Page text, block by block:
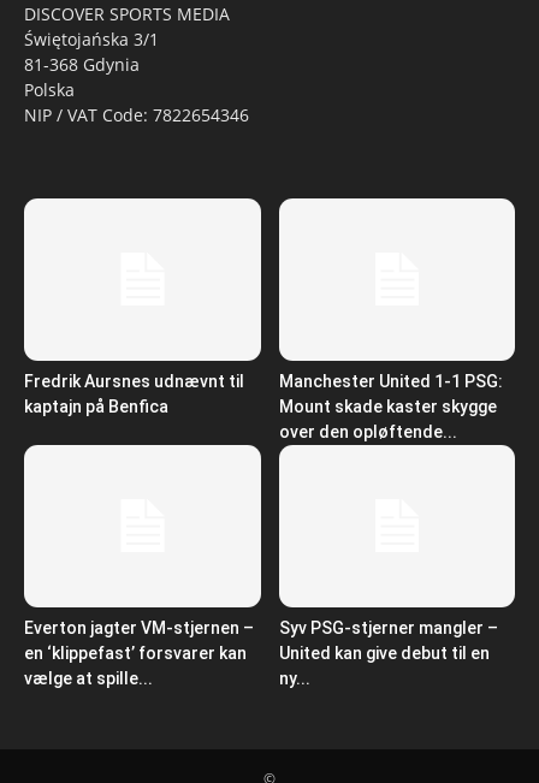
DISCOVER SPORTS MEDIA
Świętojańska 3/1
81-368 Gdynia
Polska
NIP / VAT Code: 7822654346
Fredrik Aursnes udnævnt til
kaptajn på Benfica
Manchester United 1-1 PSG:
Mount skade kaster skygge
over den opløftende...
Everton jagter VM-stjernen –
en ‘klippefast’ forsvarer kan
vælge at spille...
Syv PSG-stjerner mangler –
United kan give debut til en
ny...
©